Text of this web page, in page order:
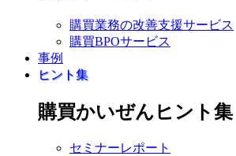
購買業務の改善支援サービス
購買BPOサービス
事例
ヒント集
購買かいぜんヒント集
セミナーレポート